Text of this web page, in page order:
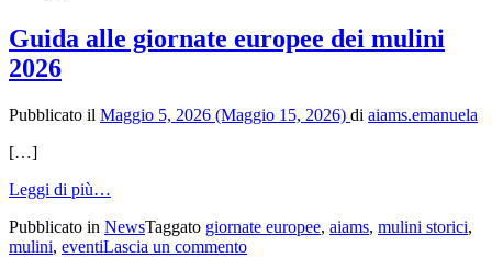
Guida alle giornate europee dei mulini
2026
Pubblicato il Maggio 5, 2026 (Maggio 15, 2026) di aiams.emanuela
[…]
Leggi di più…
alle
giornate
Pubblicato in NewsTaggato giornate europee, aiams, mulini storici,
mulini, eventiLascia un commentosu